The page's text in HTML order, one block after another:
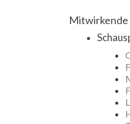
Mitwirkende